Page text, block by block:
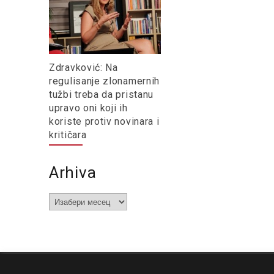
Zdravković: Na
regulisanje zlonamernih
tužbi treba da pristanu
upravo oni koji ih
koriste protiv novinara i
kritičara
Arhiva
Arhiva